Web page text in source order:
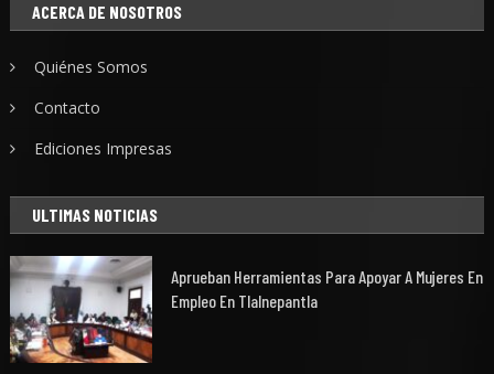
ACERCA DE NOSOTROS
Quiénes Somos
Contacto
Ediciones Impresas
ULTIMAS NOTICIAS
Aprueban Herramientas Para Apoyar A Mujeres En
Empleo En Tlalnepantla